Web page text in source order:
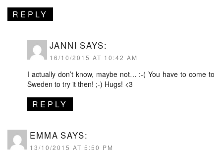
REPLY
JANNI SAYS:
16/10/2015 AT 10:42 AM
I actually don’t know, maybe not… :-( You have to come to
Sweden to try it then! ;-) Hugs! <3
REPLY
EMMA SAYS:
13/10/2015 AT 5:50 PM